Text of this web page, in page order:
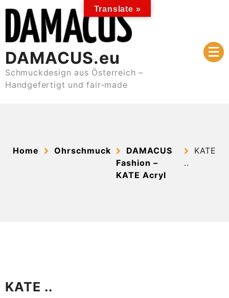
content
DAMACUS.eu
Schmuckdesign aus Österreich –
Handgefertigt und fair-made
Home Ohrschmuck
DAMACUS
Fashion –
KATE Acryl
KATE
..
KATE ..
Translate »